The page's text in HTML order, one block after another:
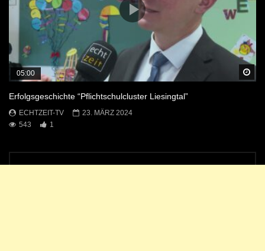
05:00
Erfolgsgeschichte “Pflichtschulcluster Liesingtal”
ECHTZEIT-TV
23. MÄRZ 2024
543
1